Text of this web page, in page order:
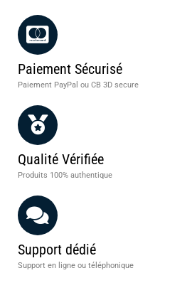
Paiement Sécurisé
Paiement PayPal ou CB 3D secure
Qualité Vérifiée
Produits 100% authentique
Support dédié
Support en ligne ou téléphonique